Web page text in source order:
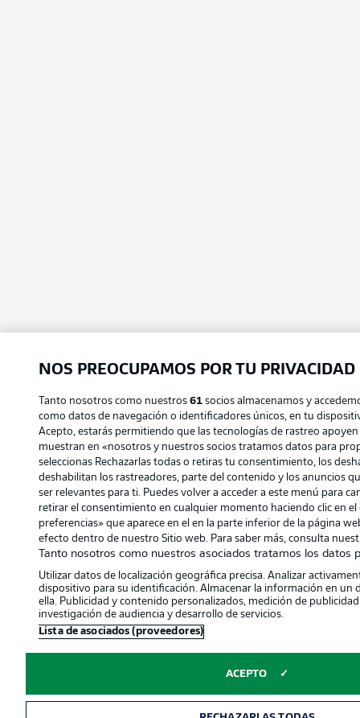
NOS PREOCUPAMOS POR TU PRIVACIDAD
Tanto nosotros como nuestros 61 socios almacenamos y
como datos de navegación o identificadores únicos, en tu
Acepto, estarás permitiendo que las tecnologías de rastreo
muestran en «nosotros y nuestros socios tratamos datos para
seleccionas Rechazarlas todas o retiras tu consentimiento, los
deshabilitan los rastreadores, parte del contenido y los anuncios
ser relevantes para ti. Puedes volver a acceder a este menú para
retirar el consentimiento en cualquier momento haciendo clic en el
preferencias» que aparece en el en la parte inferior de la página
efecto dentro de nuestro Sitio web. Para saber más, consulta
Tanto nosotros como nuestros asociados tratamos los datos
Utilizar datos de localización geográfica precisa. Analizar
dispositivo para su identificación. Almacenar la información en un
ella. Publicidad y contenido personalizados, medición de
investigación de audiencia y desarrollo de servicios.
Lista de asociados (proveedores)
ACEPTO